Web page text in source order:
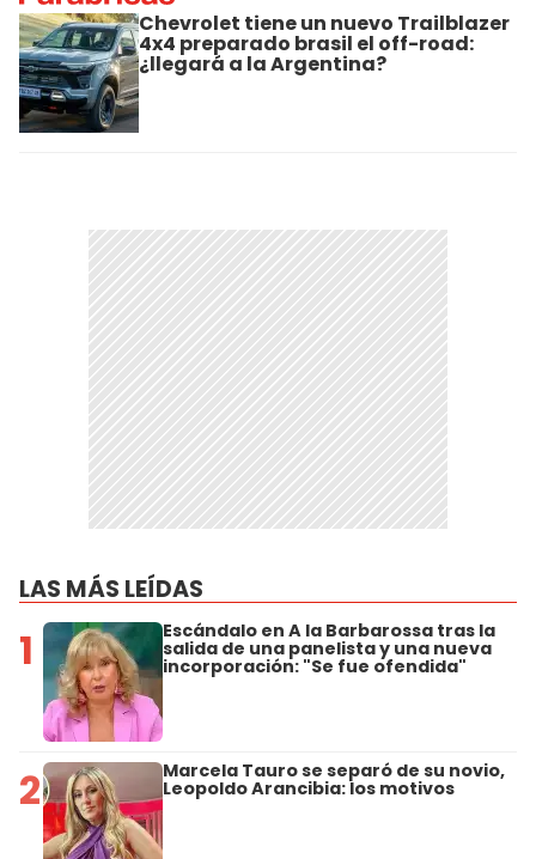
Chevrolet tiene un nuevo Trailblazer
4x4 preparado brasil el off-road:
¿llegará a la Argentina?
LAS MÁS LEÍDAS
1 Escándalo en A la Barbarossa tras la
salida de una panelista y una nueva
incorporación: "Se fue ofendida"
2 Marcela Tauro se separó de su novio,
Leopoldo Arancibia: los motivos